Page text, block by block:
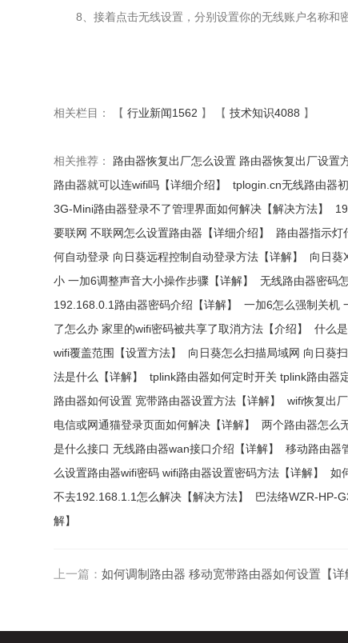
8、接着点击无线设置，分别设置你的无线账户名称和
相关栏目： 【 行业新闻1562 】 【 技术知识4088 】
相关推荐： 路由器恢复出厂怎么设置 路由器恢复出厂设置
路由器就可以连wifi吗【详细介绍】
tplogin.cn无线路由器
3G-Mini路由器登录不了管理界面如何解决【解决方法】
要联网 不联网怎么设置路由器【详细介绍】
路由器指示灯
何自动登录 向日葵远程控制自动登录方法【详解】
向日葵
小 一加6调整声音大小操作步骤【详解】
无线路由器密码
192.168.0.1路由器密码介绍【详解】
一加6怎么强制关机
了怎么办 家里的wifi密码被共享了取消方法【介绍】
什么
wifi覆盖范围【设置方法】
向日葵怎么扫描局域网 向日葵
法是什么【详解】
tplink路由器如何定时开关 tplink路由器
路由器如何设置 宽带路由器设置方法【详解】
wifi恢复出
电信或网通猫登录页面如何解决【详解】
两个路由器怎么
是什么接口 无线路由器wan接口介绍【详解】
移动路由器
么设置路由器wifi密码 wifi路由器设置密码方法【详解】
如
不去192.168.1.1怎么解决【解决方法】
巴法络WZR-HP-
解】
上一篇：如何调制路由器 移动宽带路由器如何设置【详